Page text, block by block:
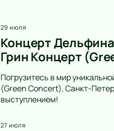
29 июля
Концерт
Грин Концерт
Погрузитесь в мир
(Green Concert), Санкт-
выступлением!
27 июля